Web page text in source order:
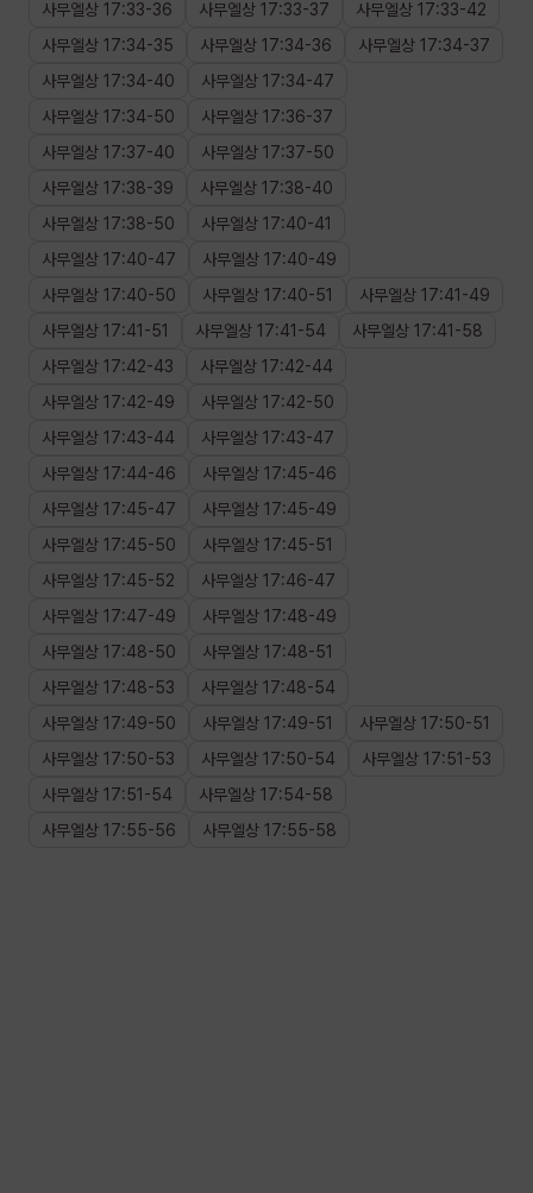
사무엘상 17:33-36 사무엘상 17:33-37 사무엘상 17:33-42
사무엘상 17:34-35 사무엘상 17:34-36 사무엘상 17:34-37
사무엘상 17:34-40 사무엘상 17:34-47
사무엘상 17:34-50 사무엘상 17:36-37
사무엘상 17:37-40 사무엘상 17:37-50
사무엘상 17:38-39 사무엘상 17:38-40
사무엘상 17:38-50 사무엘상 17:40-41
사무엘상 17:40-47 사무엘상 17:40-49
사무엘상 17:40-50 사무엘상 17:40-51 사무엘상 17:41 -49
사무엘상 17:41 -51 사무엘상 17:41 -54 사무엘상 17:41 -58
사무엘상 17:42-43 사무엘상 17:42-44
사무엘상 17:42-49 사무엘상 17:42-50
사무엘상 17:43-44 사무엘상 17:43-47
사무엘상 17:44-46 사무엘상 17:45-46
사무엘상 17:45-47 사무엘상 17:45-49
사무엘상 17:45-50 사무엘상 17:45-51
사무엘상 17:45-52 사무엘상 17:46-47
사무엘상 17:47-49 사무엘상 17:48-49
사무엘상 17:48-50 사무엘상 17:48-51
사무엘상 17:48-53 사무엘상 17:48-54
사무엘상 17:49-50 사무엘상 17:49-51 사무엘상 17:50-51
사무엘상 17:50-53 사무엘상 17:50-54 사무엘상 17:51 -53
사무엘상 17:51 -54 사무엘상 17:54-58
사무엘상 17:55-56 사무엘상 17:55-58